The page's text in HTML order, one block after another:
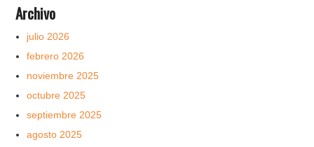
Archivo
julio 2026
febrero 2026
noviembre 2025
octubre 2025
septiembre 2025
agosto 2025